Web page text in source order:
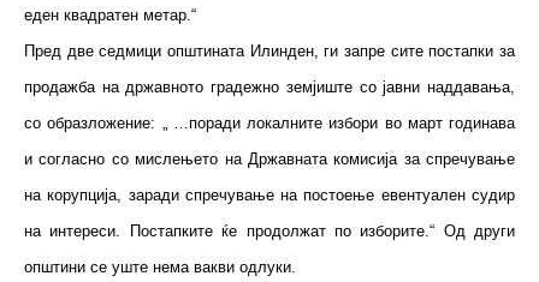
еден квадратен метар.“
Пред две седмици општината Илинден, ги запре сите постапки за
продажба на државното градежно земјиште со јавни наддавања,
со образложение: „ …поради локалните избори во март годинава
и согласно со мислењето на Државната комисија за спречување
на корупција, заради спречување на постоење евентуален судир
на интереси. Постапките ќе продолжат по изборите.“ Од други
општини се уште нема вакви одлуки.